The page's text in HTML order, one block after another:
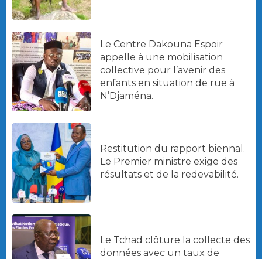
Le Centre Dakouna Espoir
appelle à une mobilisation
collective pour l’avenir des
enfants en situation de rue à
N’Djaména.
Restitution du rapport biennal.
Le Premier ministre exige des
résultats et de la redevabilité.
Le Tchad clôture la collecte des
données avec un taux de